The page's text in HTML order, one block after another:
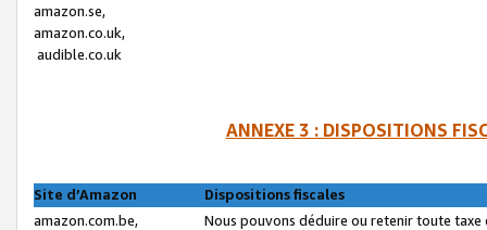
amazon.se,
amazon.co.uk,
audible.co.uk
ANNEXE 3 : DISPOSITIONS
Site d’Amazon
Dispositions fiscales
amazon.com.be,
Nous pouvons déduire ou retenir toute